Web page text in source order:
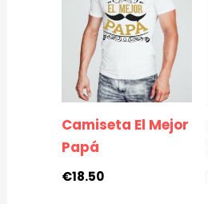
Camiseta El Mejor
Papá
€18.50